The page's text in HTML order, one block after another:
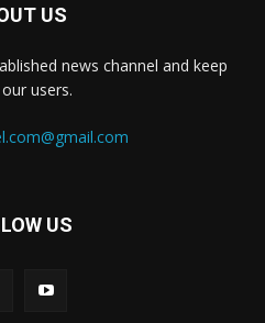
US
news channel and keep
users.
US